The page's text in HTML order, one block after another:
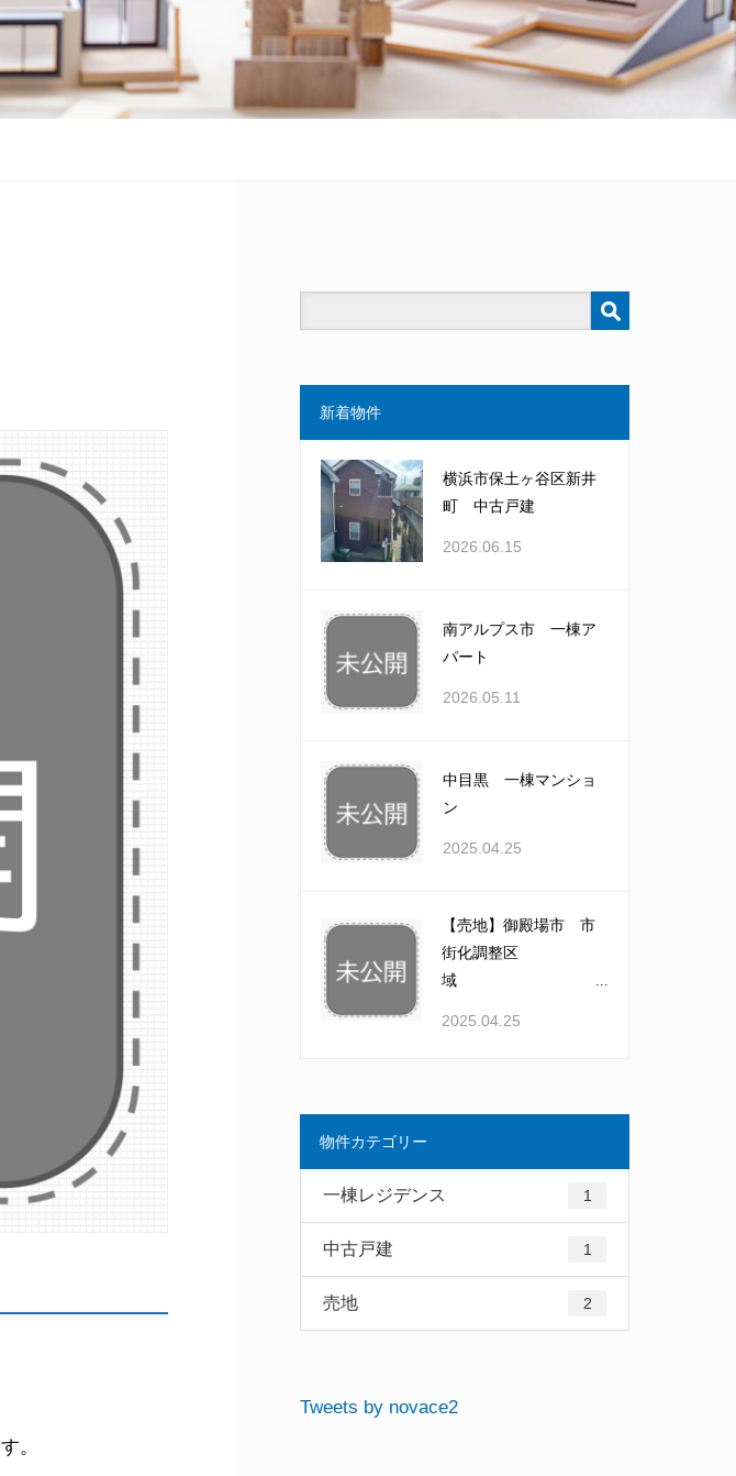
。
新着物件
横浜市保土ヶ谷区新井
町 中古戸建
2026.06.15
南アルプス市 一棟ア
パート
2026.05.11
中目黒 一棟マンショ
ン
2025.04.25
【売地】御殿場市 市
街化調整区
域 ...
2025.04.25
物件カテゴリー
一棟レジデンス 1
中古戸建 1
売地 2
Tweets by novace2